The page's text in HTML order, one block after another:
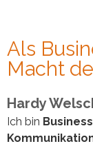
Als
Macht
Hardy
Ich bin